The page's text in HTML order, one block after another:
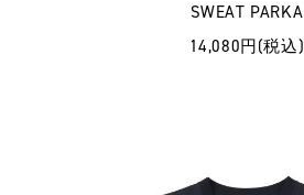
SWEAT PARKA
14,080円(税込)